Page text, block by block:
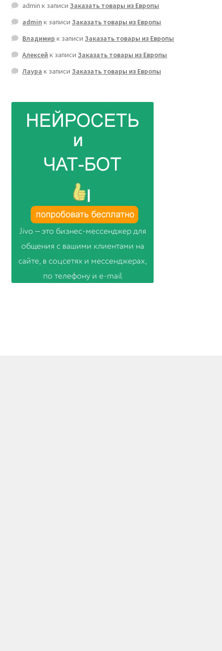
admin к записиЗаказать товары из Европы
admin к записиЗаказать товары из Европы
Владимир к записиЗаказать товары из Европы
Алексей к записиЗаказать товары из Европы
Лаура к записиЗаказать товары из Европы